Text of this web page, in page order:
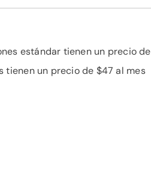
estándar tienen un precio de
tienen un precio de $47 al mes